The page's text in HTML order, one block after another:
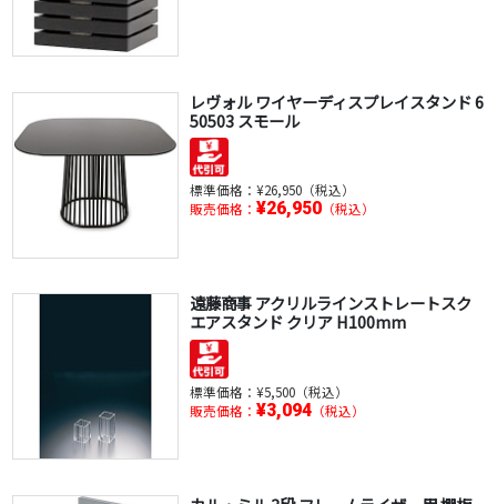
レヴォル ワイヤーディスプレイスタンド 6
50503 スモール
標準価格： ¥26,950（税込）
販売価格： ¥26,950（税込）
遠藤商事 アクリルラインストレートスク
エアスタンド クリア H100mm
標準価格： ¥5,500（税込）
販売価格： ¥3,094（税込）